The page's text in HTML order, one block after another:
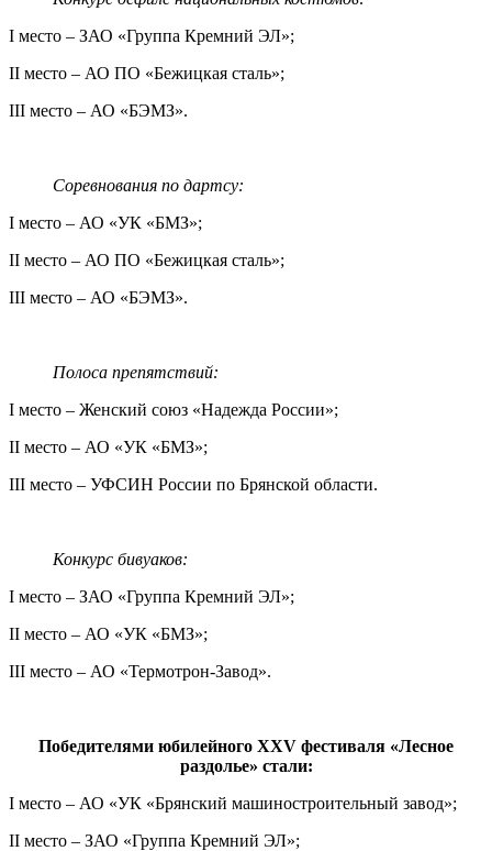
I место – ЗАО «Группа Кремний ЭЛ»;
II место – АО ПО «Бежицкая сталь»;
III место – АО «БЭМЗ».
Соревнования по дартсу:
I место – АО «УК «БМЗ»;
II место – АО ПО «Бежицкая сталь»;
III место – АО «БЭМЗ».
Полоса препятствий:
I место – Женский союз «Надежда России»;
II место – АО «УК «БМЗ»;
III место – УФСИН России по Брянской области.
Конкурс бивуаков:
I место – ЗАО «Группа Кремний ЭЛ»;
II место – АО «УК «БМЗ»;
III место – АО «Термотрон-Завод».
Победителями юбилейного XXV фестиваля «Лесное
раздолье» стали:
I место – АО «УК «Брянский машиностроительный завод»;
II место – ЗАО «Группа Кремний ЭЛ»;